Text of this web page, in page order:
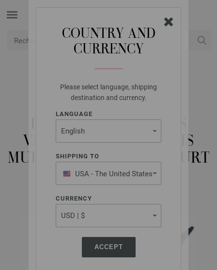
COUNTRY AND
CURRENCY
Please select language, shipping
destination and currency.
LANGUAGE
SHIPPING TO
USA - The United States
of America
CURRENCY
ACCEPT
LANA GROSSA
AIGUILLES
INTERCHANGEABLES
VARIO DESIGN EN BOIS
MULTICOLOR N° 5,5 COURT